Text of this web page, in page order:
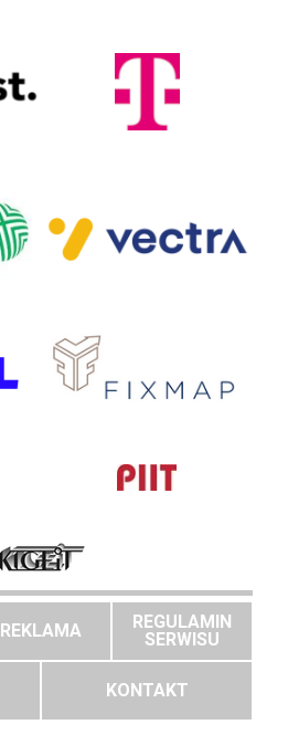
REKLAMA
REGULAMIN
SERWISU
KONTAKT